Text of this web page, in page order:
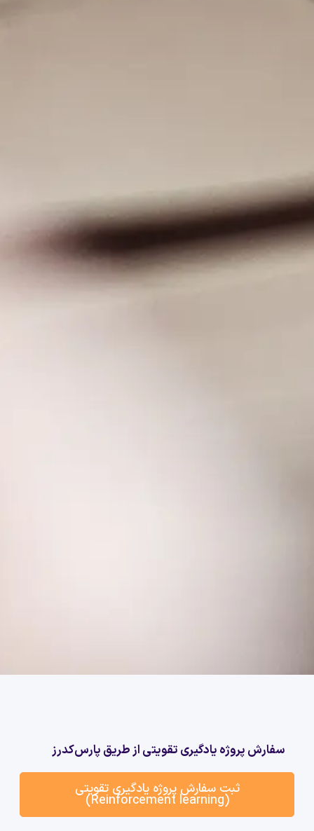
سفارش پروژه یادگیری تقویتی از طریق پارس‌کدرز
ثبت سفارش پروژه یادگیری تقویتی
(Reinforcement learning)